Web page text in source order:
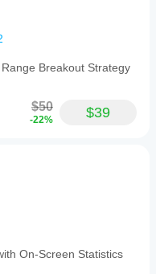
Breakout Strategy
$50
-22% $39
On-Screen Statistics